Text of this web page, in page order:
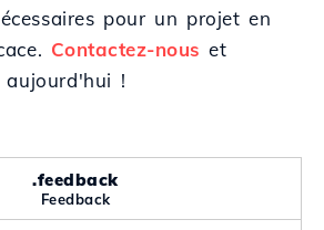
pour un projet en
Contactez-nous et
aujourd'hui !
.feedback
Feedback